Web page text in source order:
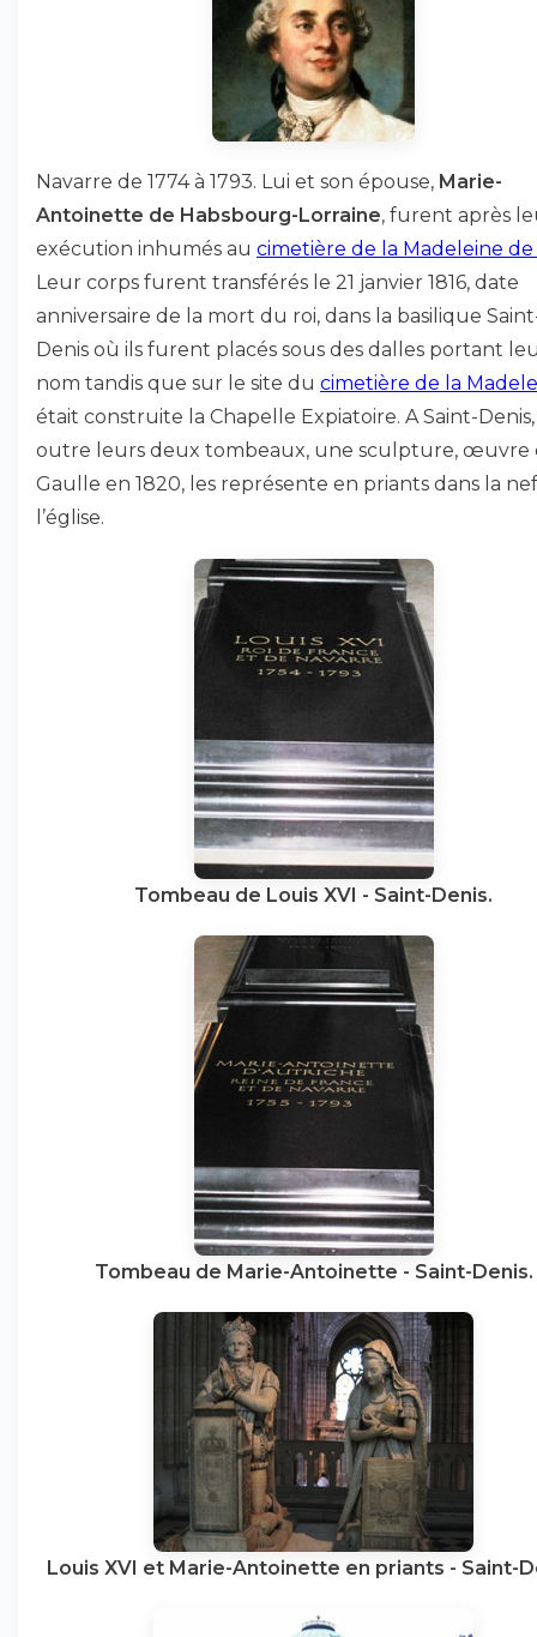
Navarre de 1774 à 1793. Lui et son épouse, Marie-
Antoinette de Habsbourg-Lorraine, furent après
exécution inhumés au cimetière de la Madeleine de
Leur corps furent transférés le 21 janvier 1816, date
anniversaire de la mort du roi, dans la basilique
Denis où ils furent placés sous des dalles portant
nom tandis que sur le site du cimetière de la
était construite la Chapelle Expiatoire. A Saint-Denis,
outre leurs deux tombeaux, une sculpture, œuvre
Gaulle en 1820, les représente en priants dans la
l’église.
Tombeau de Louis XVI - Saint-Denis.
Tombeau de Marie-Antoinette - Saint-Denis.
Louis XVI et Marie-Antoinette en priants - Saint-